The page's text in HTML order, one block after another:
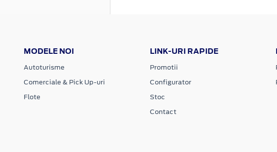
MODELE NOI
Autoturisme
Comerciale & Pick Up-uri
Flote
LINK-URI RAPIDE
Promotii
Configurator
Stoc
Contact